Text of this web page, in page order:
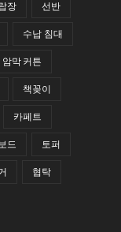
장 선반
수납 침대
암막 커튼
책꽂이
카페트
드 토퍼
협탁